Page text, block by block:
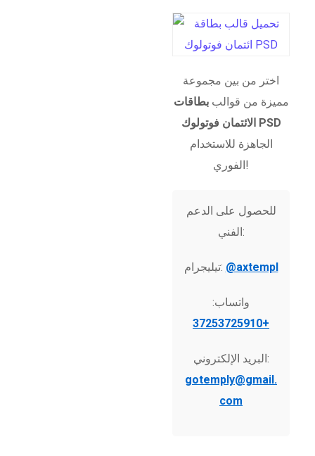
اختر من بين مجموعة
مميزة من قوالببطاقات
الائتمان فوتولوك PSD
الجاهزة للاستخدام
الفوري!
للحصول على الدعم
الفني:
تيليجرام: @axtempl
واتساب:
+37253725910
البريد الإلكتروني:
gotemply@gmail.
com